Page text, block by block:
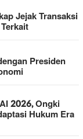
Jejak Transaksi
Presiden
2026, Ongki
Hukum Era